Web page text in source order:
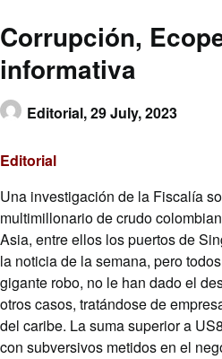
Corrupción,
informativa
Editorial,29 July, 2023
Editorial
Una investigación de la Fiscalía
multimillonario de crudo
Asia, entre ellos los puertos de
la noticia de la semana, pero
gigante robo, no le han dado el
otros casos, tratándose de
del caribe. La suma superior a
con subversivos metidos en el